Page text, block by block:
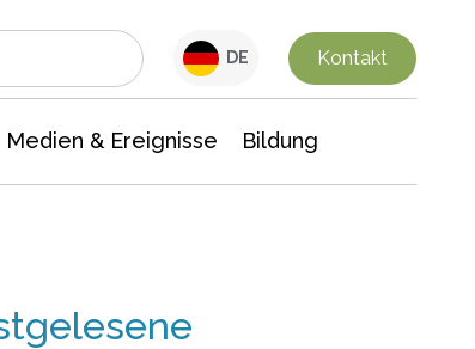
DE Kontakt
Medien & Ereignisse Bildung